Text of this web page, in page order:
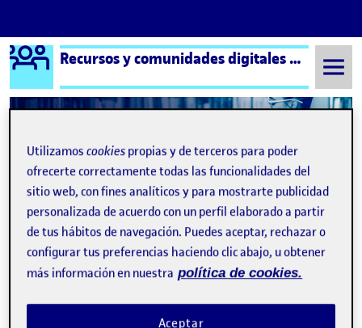
Saltar al contenido
Logo Ágora Recursos y comunidades digitales aula 4
Semestre 20211 - Aula 4 Video Presentación Recursos y Comunidades Digitales
Navegación de entradas
Anterior: Video presentación – Recursos y Comunidades
Siguiente
Publicado porVideo Presentación
Publicado por
Eduardo García Castro
Visibilidad:
Pública -Fecha de publicación
26 Sep 202127 octubre, 2021 6:53 pm
-comentarioen Video Presentación Recursos y
Utilizamoscookies propias y de terceros para poder
ofrecerte correctamente todas las funcionalidades del
sitio web, con fines analíticos y para mostrarte publicidad
personalizada de acuerdo con un perfil elaborado a partir
de tus hábitos de navegación. Puedes aceptar, rechazar o
configurar tus preferencias haciendo clic abajo, u obtener
más información en nuestra política de cookies.
Aceptar